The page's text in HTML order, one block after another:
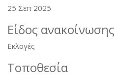
25 Σεπ 2025
Είδος ανακοίνωσης
Εκλογές
Τοποθεσία